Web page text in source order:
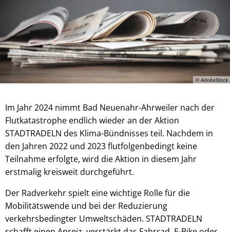
© AdobeStock
Im Jahr 2024 nimmt Bad Neuenahr-Ahrweiler nach der
Flutkatastrophe endlich wieder an der Aktion
STADTRADELN des Klima-Bündnisses teil. Nachdem in
den Jahren 2022 und 2023 flutfolgenbedingt keine
Teilnahme erfolgte, wird die Aktion in diesem Jahr
erstmalig kreisweit durchgeführt.
Der Radverkehr spielt eine wichtige Rolle für die
Mobilitätswende und bei der Reduzierung
verkehrsbedingter Umweltschäden. STADTRADELN